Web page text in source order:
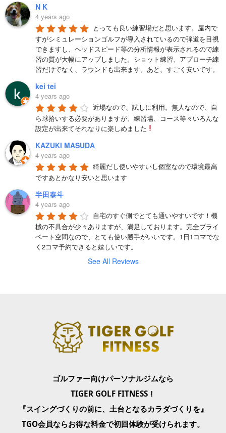
N K
4 years ago
とっても良い練習場だと思います。屋内で
すがシミュレーションゴルフが導入されているので弾道を目視
できますし、ヘッドスピード等の分析情報が表示されるので練
習の質が大幅にアップしました。ショット練習、アプローチ練
習だけでなく、ラウンドも出来ます。あと、すごく安いです。
kei tei
4 years ago
近場なので、試しに利用。無人なので、自
ら球拾いする必要がありますが、練習場、コース等々いろんな
設定が出来てそれなりに楽しめました
KAZUKI MASUDA
4 years ago
綺麗だし使いやすいし個室なので環境最高
ですあとかなり安いと思います
半田泰斗
4 years ago
自宅のすぐ側でとても通いやすいです！機
械の不具合が少々ありますが、満足しております。完全プライ
ベート空間なので、とても使い勝手がいいです。1日1コマでな
く2コマ予約できると嬉しいです。
See All Reviews
ゴルファー向けパーソナルジムなら
TIGER GOLF FITNESS！
『スイングづくりの前に、土台となるカラダづくりを』
TGO会員ならお得な料金で初回体験が受けられます。